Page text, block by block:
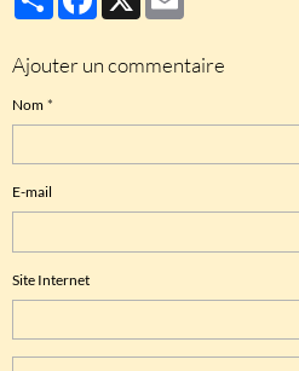
Ajouter un commentaire
Nom
E-mail
Site Internet